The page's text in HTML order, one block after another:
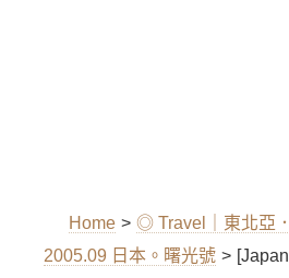
Home > ◎ Travel｜東北亞
2005.09 日本。曙光號 >